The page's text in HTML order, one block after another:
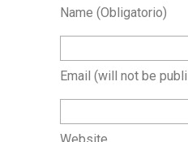
Name (obligatorio)
Email (will not be